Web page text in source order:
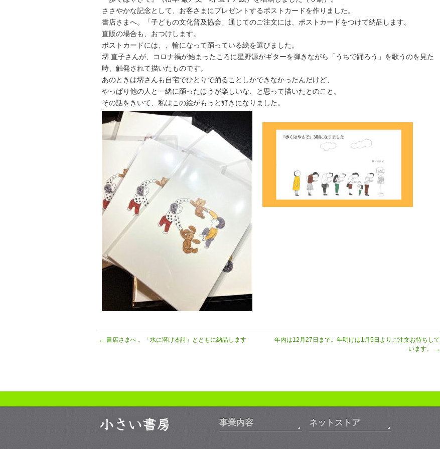
ささやかな記念として、お客さまにプレゼントするポストカードを作りました。
書店さまへ。「子どもの文化普及協会」通じてのご注文には、ポストカードをつけて納品します。
直販の場合も、おつけします。
ポストカードには、、輪になって踊っている絵を選びました。
堺 直子さんが、コロナ禍が始まったころに星野源がギターを弾きながら「うちで踊ろう」を歌うのを見た
時、触発されて描いたものです。
あのときは堺さんも自宅でひとりで踊ることしかできなかったんだけど、
やっぱり他の人と一緒に踊ったほうが楽しいな、と思って描いたとのこと。
その話をきいて、私はこの絵がもっと好きになりました。
← 書店さまへ 。「水に溶ける詩」とともに納品します
年内は12月27日まで。年明けは1月5日よりご注文お待ちして
います。
→
事業内容 ネットストア